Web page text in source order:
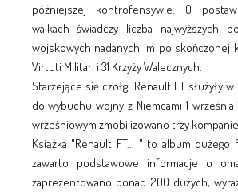
późniejszej kontrofensywie. O
walkach świadczy liczba najwyższych
wojskowych nadanych im po skończonej
Virtuti Militari i 31 Krzyży Walecznych.
Starzejące się czołgi Renault FT służyły
do wybuchu wojny z Niemcami 1
wrześniowym zmobilizowano trzy
Książka "Renault FT... " to album
zawarto podstawowe informacje o
zaprezentowano ponad 200 dużych,